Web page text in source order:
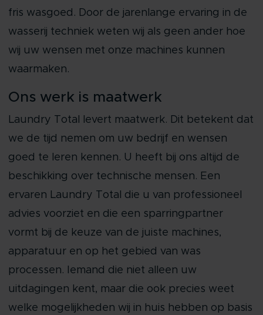
fris wasgoed. Door de jarenlange ervaring in de
wasserij techniek weten wij als geen ander hoe
wij uw wensen met onze machines kunnen
waarmaken.
Ons werk is maatwerk
Laundry Total levert maatwerk. Dit betekent dat
we de tijd nemen om uw bedrijf en wensen
goed te leren kennen. U heeft bij ons altijd de
beschikking over technische mensen. Een
ervaren Laundry Total die u van professioneel
advies voorziet en die een sparringpartner
vormt bij de keuze van de juiste machines,
apparatuur en op het gebied van was
processen. Iemand die niet alleen uw
uitdagingen kent, maar die ook precies weet
welke mogelijkheden wij in huis hebben op basis